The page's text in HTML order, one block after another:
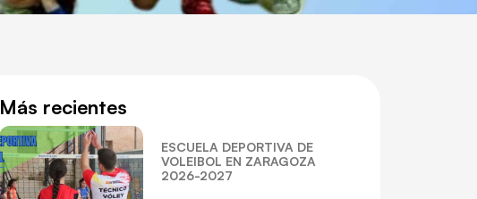
Más recientes
ESCUELA DEPORTIVA DE
VOLEIBOL EN ZARAGOZA
2026-2027